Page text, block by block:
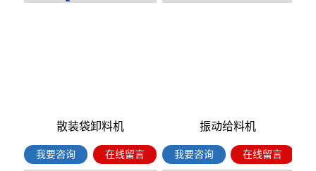
散装袋卸料机
我要咨询 在线留言
振动给料机
我要咨询 在线留言